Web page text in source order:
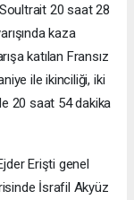
20 saat 28
kaza
katılan Fransız
ile ikinciliği, iki
20 saat 54 dakika
Erişti genel
İsrafil Akyüz